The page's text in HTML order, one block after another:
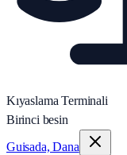
Kıyaslama Terminali
Birinci besin
Guisada, Dana